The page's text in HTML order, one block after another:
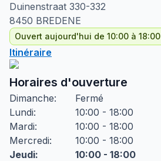
Duinenstraat 330-332
8450 BREDENE
Ouvert aujourd'hui de 10:00 à 18:00
Itinéraire
Horaires d'ouverture
Dimanche:
Fermé
Lundi:
10:00 - 18:00
Mardi:
10:00 - 18:00
Mercredi:
10:00 - 18:00
Jeudi:
10:00 - 18:00